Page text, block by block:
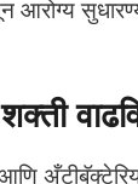
आरोग्य